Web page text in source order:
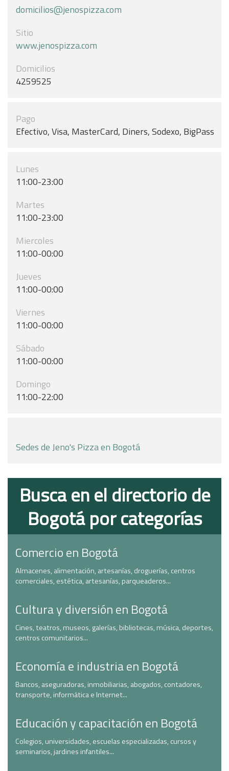
domicilios@jenospizza.com
Sitio
www.jenospizza.com
Domicilios
4259525
Pago
Efectivo, Visa, MasterCard, Diners, Sodexo, BigPass
Lunes
11:00-23:00
Martes
11:00-23:00
Miercoles
11:00-00:00
Jueves
11:00-00:00
Viernes
11:00-00:00
Sábado
11:00-00:00
Domingo
11:00-22:00
Sedes de Jeno's Pizza en Bogotá
Busca en el directorio de
Bogotá por categorías
Comercio en Bogotá
Almacenes, alimentación, artesanías, droguerías, centros
comerciales, estética, artesanías, parqueaderos...
Cultura y diversión en Bogotá
Cines, teatros, museos, galerías, bibliotecas, música, deportes,
centros comunitarios...
Economía e industria en Bogotá
Bancos, aseguradoras, inmobiliarias, abogados, contadores,
transporte, informática e Internet...
Educación y capacitación en Bogotá
Colegios, universidades, escuelas especializadas, cursos y
seminarios, jardines infantiles...